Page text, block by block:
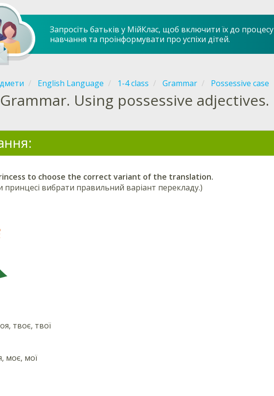
Запросіть батьків у МійКлас, щоб включити їх до процесу
навчання та проінформувати про успіхи дітей.
English Language 1-4 class Grammar Possessive case
Grammar. Using possessive adjectives.
to choose the correct variant of the translation.
вибрати правильний варіант перекладу.)
твоє, твої
моє, мої